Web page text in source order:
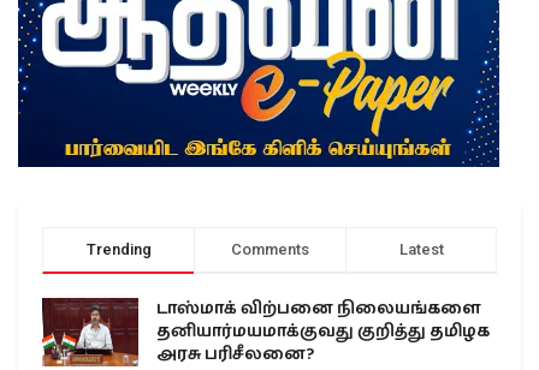
Trending Comments Latest
டாஸ்மாக் விற்பனை நிலையங்களை
தனியார்மயமாக்குவது குறித்து தமிழக
அரசு பரிசீலனை?